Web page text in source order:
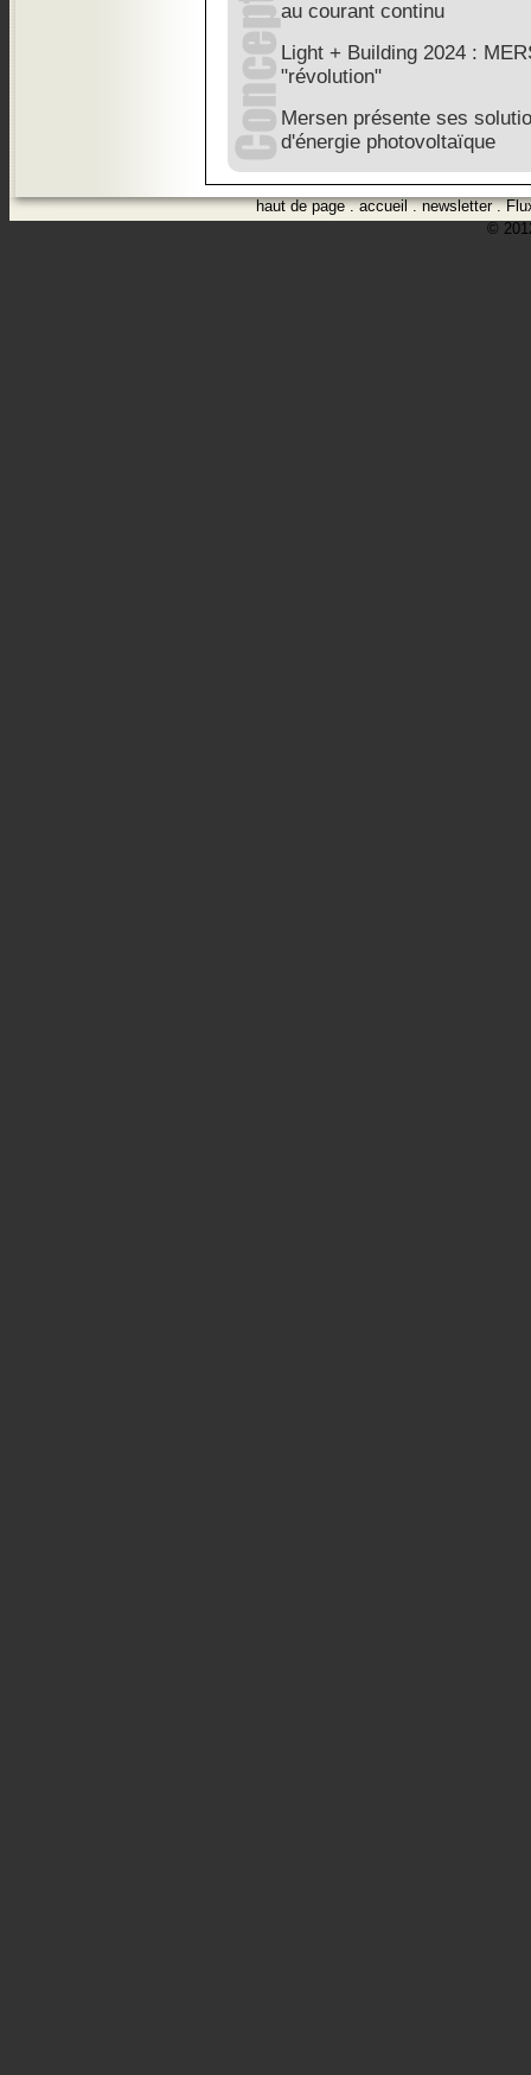
au courant continu
Light + Building 2024 :
"révolution"
Mersen présente ses
d'énergie photovoltaïque
haut de page.accueil.newsletter.
©